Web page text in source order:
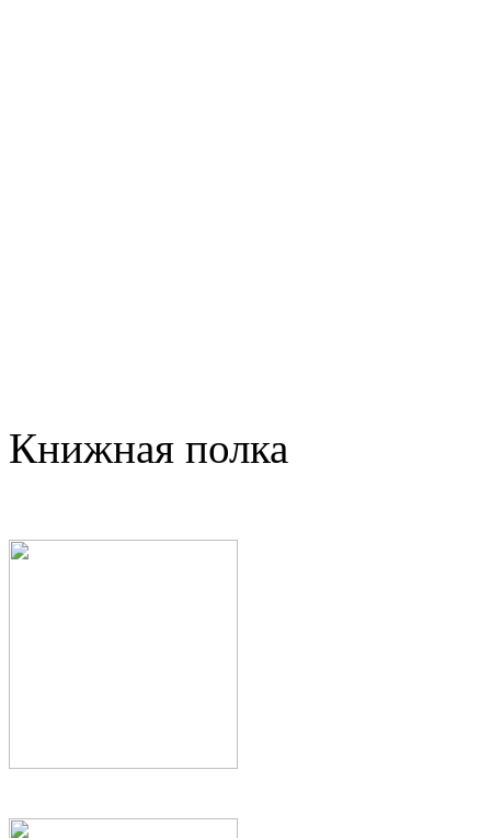
Книжная полка